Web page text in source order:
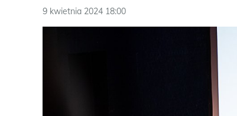
9 kwietnia 2024 18:00